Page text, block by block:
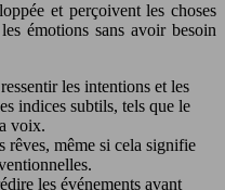
et perçoivent les choses
émotions sans avoir besoin
les intentions et les
indices subtils, tels que le
voix.
même si cela signifie
les événements avant